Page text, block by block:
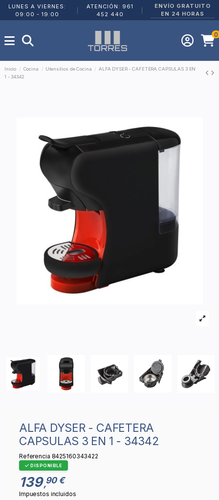
LUNES A VIERNES:
09:00 - 19:00
ATENCIÓN: 961
452 440
ENVÍO GRATUITO
EN 24 HORAS
0
Inicio Cocina Utensilios de Cocina
ALFA DYSER - CAFETERA CAPSULAS 3 EN
1 - 34342
ALFA DYSER - CAFETERA
CAPSULAS 3 EN 1 - 34342
Referencia 8425160343422
DISPONIBLE
139,90 €
Impuestos incluidos